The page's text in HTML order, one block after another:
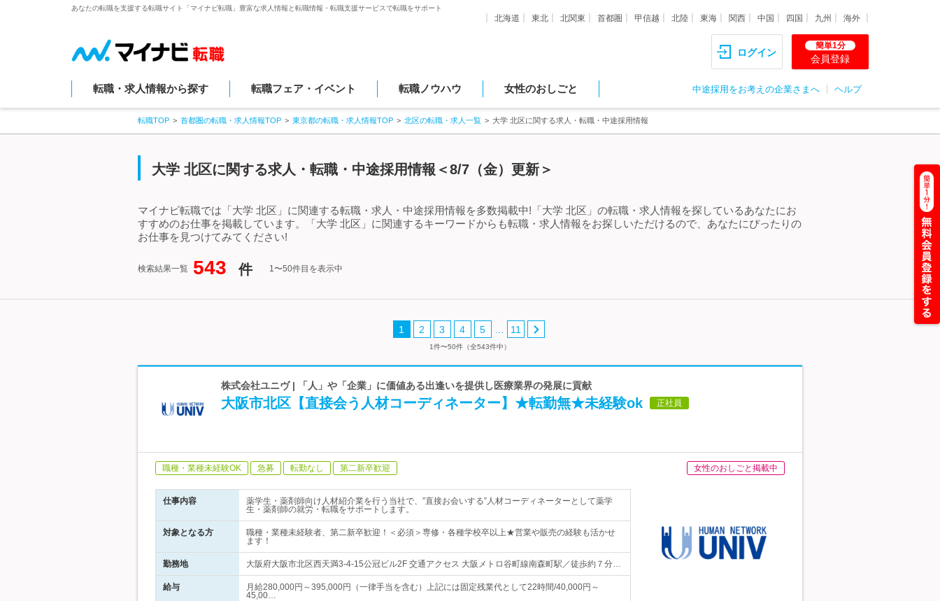
あなたの転職を支援する転職サイト「マイナビ転職」豊富な求人情報と転職情報・転職支援サービスで転職をサポート
北海道 東北 北関東 首都圏 甲信越 北陸 東海 関西 中国 四国 九州 海外
ログイン
簡単1分
会員登録
転職・求人情報から探す 転職フェア・イベント 転職ノウハウ 女性のおしごと 中途採用をお考えの企業さまへ ヘルプ
転職TOP 首都圏の転職・求人情報TOP 東京都の転職・求人情報TOP 北区の転職・求人一覧 大学 北区に関する求人・転職・中途採用情報
大学 北区に関する求人・転職・中途採用情報＜8/7（金）更新＞
マイナビ転職では「大学 北区」に関連する転職・求人・中途採用情報を多数掲載中!「大学 北区」の転職・求人情報を探しているあなたにお
すすめのお仕事を掲載しています。「大学 北区」に関連するキーワードからも転職・求人情報をお探しいただけるので、あなたにぴったりの
お仕事を見つけてみてください!
検索結果一覧 543 件 1〜50件目を表示中
1 2 3 4 5 11
1件〜50件（全543件中）
株式会社ユニヴ | 「人」や「企業」に価値ある出逢いを提供し医療業界の発展に貢献
大阪市北区【直接会う人材コーディネーター】★転勤無★未経験ok 正社員
職種・業種未経験OK 急募 転勤なし 第二新卒歓迎 女性のおしごと掲載中
仕事内容
薬学生・薬剤師向け人材紹介業を行う当社で、”直接お会いする”人材コーディネーターとして薬学
生・薬剤師の就労・転職をサポートします。
対象となる方
職種・業種未経験者、第二新卒歓迎！＜必須＞専修・各種学校卒以上★営業や販売の経験も活かせ
ます！
勤務地 大阪府大阪市北区西天満3-4-15公冠ビル2F 交通アクセス 大阪メトロ谷町線南森町駅／徒歩約７分…
給与
月給280,000円～395,000円（一律手当を含む）上記には固定残業代として22時間/40,000円～
45,00…